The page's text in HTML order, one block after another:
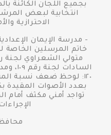
بجميع اللجان الكائنة
انتخابية لبعض
الاحترازية
١٢٠: لوحظ ضعف نسبة
بعدد الأصوات المقيدة
تواجد أمني مكثف أمام